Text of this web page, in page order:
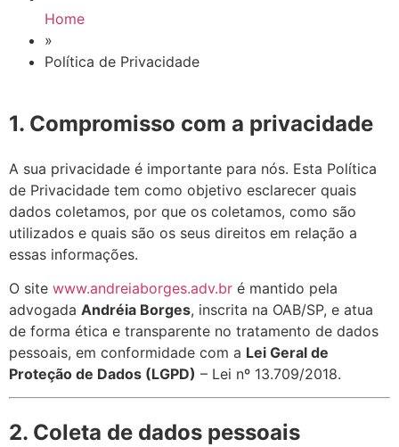
Home
»
Política de Privacidade
1. Compromisso com a privacidade
A sua privacidade é importante para nós. Esta Política
de Privacidade tem como objetivo esclarecer quais
dados coletamos, por que os coletamos, como são
utilizados e quais são os seus direitos em relação a
essas informações.
O site www.andreiaborges.adv.br é mantido pela
advogada Andréia Borges, inscrita na OAB/SP, e atua
de forma ética e transparente no tratamento de dados
pessoais, em conformidade com a Lei Geral de
Proteção de Dados (LGPD) – Lei nº 13.709/2018.
2. Coleta de dados pessoais